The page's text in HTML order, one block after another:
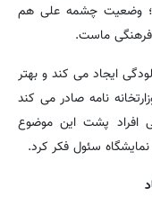
وضعیت چشمه علی هم
ماست.
ایجاد می کند و بهتر
نامه صادر می کند
افراد پشت این موضوع
نمایشگاه سئول فکر کرد.